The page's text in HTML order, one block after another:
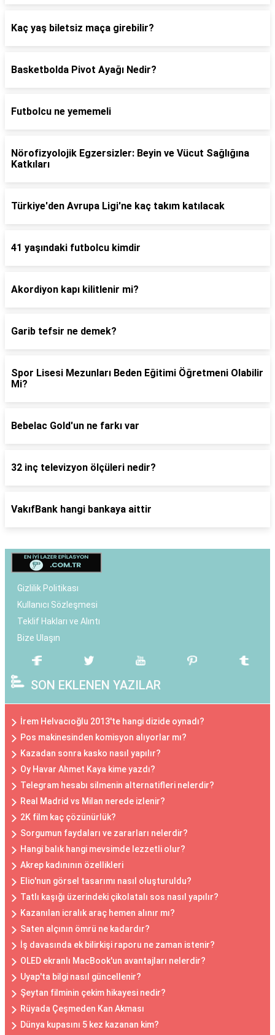
Kaç yaş biletsiz maça girebilir?
Basketbolda Pivot Ayağı Nedir?
Futbolcu ne yememeli
Nörofizyolojik Egzersizler: Beyin ve Vücut Sağlığına
Katkıları
Türkiye'den Avrupa Ligi'ne kaç takım katılacak
41 yaşındaki futbolcu kimdir
Akordiyon kapı kilitlenir mi?
Garib tefsir ne demek?
Spor Lisesi Mezunları Beden Eğitimi Öğretmeni Olabilir
Mi?
Bebelac Gold'un ne farkı var
32 inç televizyon ölçüleri nedir?
VakıfBank hangi bankaya aittir
Gizlilik Politikası
Kullanıcı Sözleşmesi
Teklif Hakları ve Alıntı
Bize Ulaşın
SON EKLENEN YAZILAR
İrem Helvacıoğlu 2013'te hangi dizide oynadı?
Pos makinesinden komisyon alıyorlar mı?
Kazadan sonra kasko nasıl yapılır?
Oy Havar Ahmet Kaya kime yazdı?
Telegram hesabı silmenin alternatifleri nelerdir?
Real Madrid vs Milan nerede izlenir?
2K film kaç çözünürlük?
Sorgumun faydaları ve zararları nelerdir?
Hangi balık hangi mevsimde lezzetli olur?
Akrep kadınının özellikleri
Elio'nun görsel tasarımı nasıl oluşturuldu?
Tatlı kaşığı üzerindeki çikolatalı sos nasıl yapılır?
Kazanılan icralık araç hemen alınır mı?
Saten alçının ömrü ne kadardır?
İş davasında ek bilirkişi raporu ne zaman istenir?
OLED ekranlı MacBook'un avantajları nelerdir?
Uyap'ta bilgi nasıl güncellenir?
Şeytan filminin çekim hikayesi nedir?
Rüyada Çeşmeden Kan Akması
Dünya kupasını 5 kez kazanan kim?